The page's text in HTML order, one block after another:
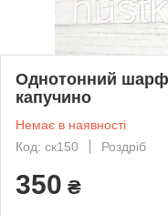
Однотонний шарф
капучино
Немає в наявності
Код: ск150
Роздріб
350 ₴